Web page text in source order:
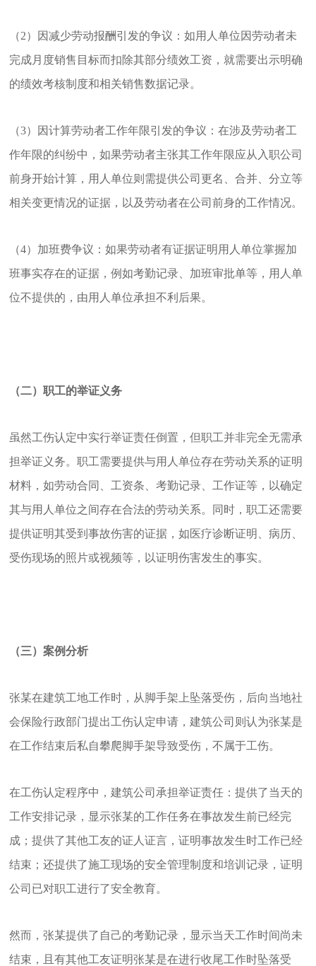
（2）因减少劳动报酬引发的争议：如用人单位因劳动者未
完成月度销售目标而扣除其部分绩效工资，就需要出示明确
的绩效考核制度和相关销售数据记录。
（3）因计算劳动者工作年限引发的争议：在涉及劳动者工
作年限的纠纷中，如果劳动者主张其工作年限应从入职公司
前身开始计算，用人单位则需提供公司更名、合并、分立等
相关变更情况的证据，以及劳动者在公司前身的工作情况。
（4）加班费争议：如果劳动者有证据证明用人单位掌握加
班事实存在的证据，例如考勤记录、加班审批单等，用人单
位不提供的，由用人单位承担不利后果。
（二）职工的举证义务
虽然工伤认定中实行举证责任倒置，但职工并非完全无需承
担举证义务。职工需要提供与用人单位存在劳动关系的证明
材料，如劳动合同、工资条、考勤记录、工作证等，以确定
其与用人单位之间存在合法的劳动关系。同时，职工还需要
提供证明其受到事故伤害的证据，如医疗诊断证明、病历、
受伤现场的照片或视频等，以证明伤害发生的事实。
（三）案例分析
张某在建筑工地工作时，从脚手架上坠落受伤，后向当地社
会保险行政部门提出工伤认定申请，建筑公司则认为张某是
在工作结束后私自攀爬脚手架导致受伤，不属于工伤。
在工伤认定程序中，建筑公司承担举证责任：提供了当天的
工作安排记录，显示张某的工作任务在事故发生前已经完
成；提供了其他工友的证人证言，证明事故发生时工作已经
结束；还提供了施工现场的安全管理制度和培训记录，证明
公司已对职工进行了安全教育。
然而，张某提供了自己的考勤记录，显示当天工作时间尚未
结束，且有其他工友证明张某是在进行收尾工作时坠落受